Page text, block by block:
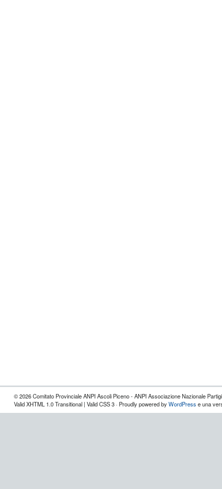
© 2026 Comitato Provinciale ANPI Ascoli Piceno - ANPI Associazione Nazionale
Valid XHTML 1.0 Transitional | Valid CSS 3 · Proudly powered byWordPress e una